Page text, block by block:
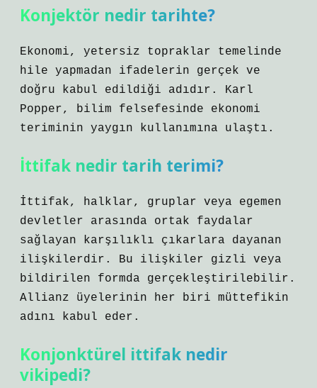
Konjektör nedir tarihte?
Ekonomi, yetersiz topraklar temelinde
hile yapmadan ifadelerin gerçek ve
doğru kabul edildiği adıdır. Karl
Popper, bilim felsefesinde ekonomi
teriminin yaygın kullanımına ulaştı.
İttifak nedir tarih terimi?
İttifak, halklar, gruplar veya egemen
devletler arasında ortak faydalar
sağlayan karşılıklı çıkarlara dayanan
ilişkilerdir. Bu ilişkiler gizli veya
bildirilen formda gerçekleştirilebilir.
Allianz üyelerinin her biri müttefikin
adını kabul eder.
Konjonktürel ittifak nedir
vikipedi?